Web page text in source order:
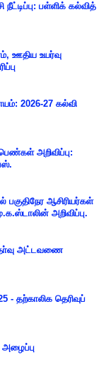
பள்ளிக் கல்வித்
ஊதிய உயர்வு
2026-27 கல்வி
அறிவிப்பு:
பகுதிநேர ஆசிரியர்கள்
அறிவிப்பு.
அட்டவணை
- தற்காலிக தெரிவுப்
அழைப்பு